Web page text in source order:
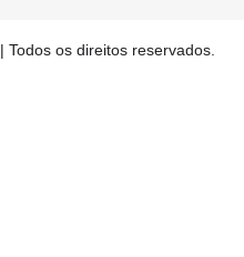
| Todos os direitos reservados.